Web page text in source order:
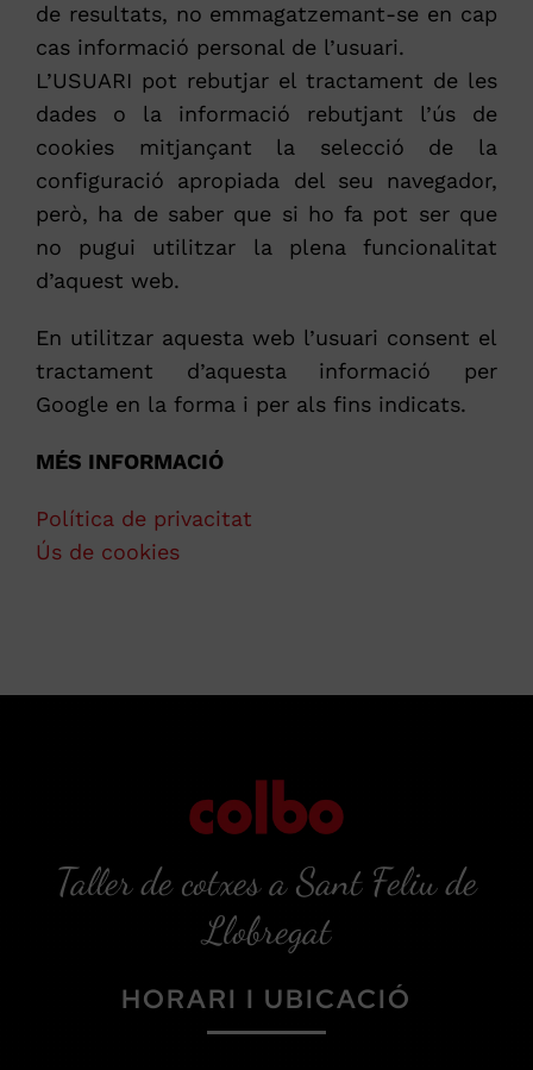
de resultats, no emmagatzemant-se en cap
cas informació personal de l’usuari.
L’USUARI pot rebutjar el tractament de les
dades o la informació rebutjant l’ús de
cookies mitjançant la selecció de la
configuració apropiada del seu navegador,
però, ha de saber que si ho fa pot ser que
no pugui utilitzar la plena funcionalitat
d’aquest web.
En utilitzar aquesta web l’usuari consent el
tractament d’aquesta informació per
Google en la forma i per als fins indicats.
MÉS INFORMACIÓ
Política de privacitat
Ús de cookies
Taller de cotxes a Sant Feliu de
Llobregat
HORARI I UBICACIÓ